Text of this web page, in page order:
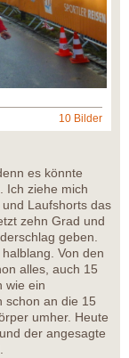
10 Bilder
es könnte
Ich ziehe mich
Laufshorts das
zehn Grad und
geben.
Von den
alles, auch 15
wie ein
schon an die 15
umher. Heute
der angesagte